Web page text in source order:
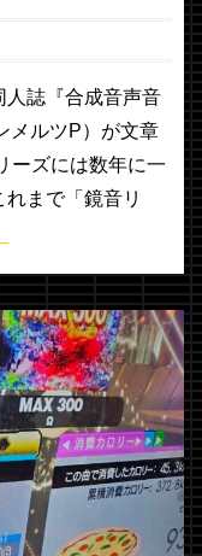
人誌『合成音声音
メルツP）が文章
ーズには数年に一
まで「鏡音リ